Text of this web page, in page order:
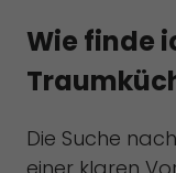
Wie finde
Die Suche